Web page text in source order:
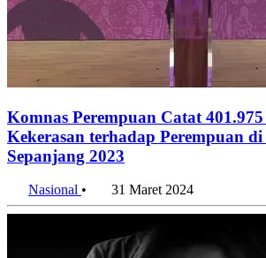
Komnas Perempuan Catat
Kekerasan terhadap Perempuan di
Sepanjang 2023
Nasional • 31 Maret 2024